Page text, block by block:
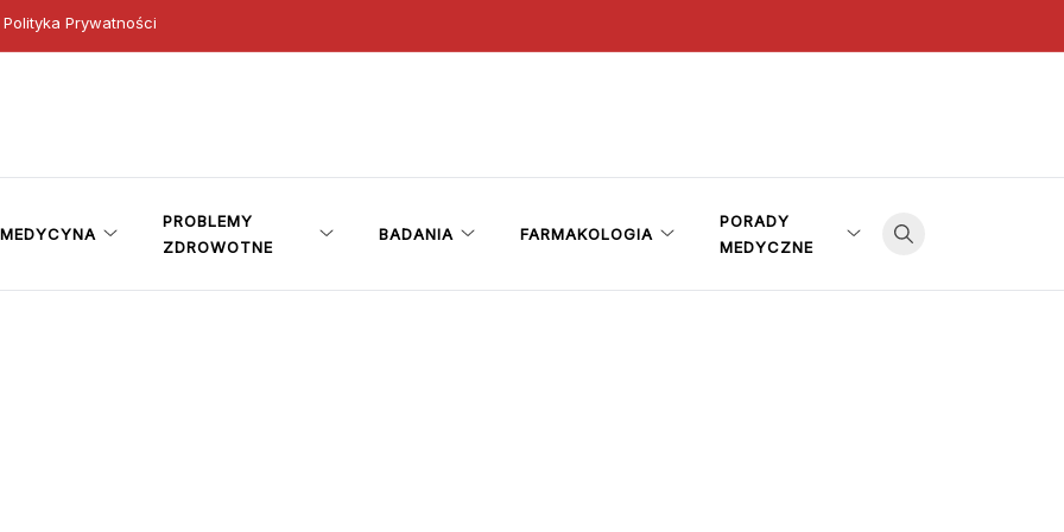
Polityka Prywatności
MEDYCYNA
PROBLEMY
ZDROWOTNE
BADANIA FARMAKOLOGIA
PORADY
MEDYCZNE